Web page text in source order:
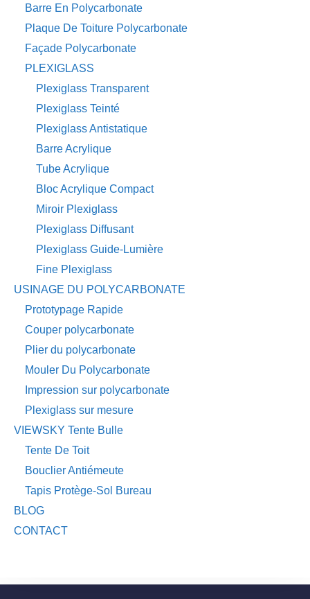
Barre En Polycarbonate
Plaque De Toiture Polycarbonate
Façade Polycarbonate
PLEXIGLASS
Plexiglass Transparent
Plexiglass Teinté
Plexiglass Antistatique
Barre Acrylique
Tube Acrylique
Bloc Acrylique Compact
Miroir Plexiglass
Plexiglass Diffusant
Plexiglass Guide-Lumière
Fine Plexiglass
USINAGE DU POLYCARBONATE
Prototypage Rapide
Couper polycarbonate
Plier du polycarbonate
Mouler Du Polycarbonate
Impression sur polycarbonate
Plexiglass sur mesure
VIEWSKY Tente Bulle
Tente De Toit
Bouclier Antiémeute
Tapis Protège-Sol Bureau
BLOG
CONTACT